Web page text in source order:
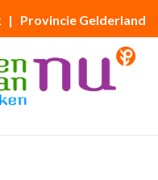
| Provincie Gelderland